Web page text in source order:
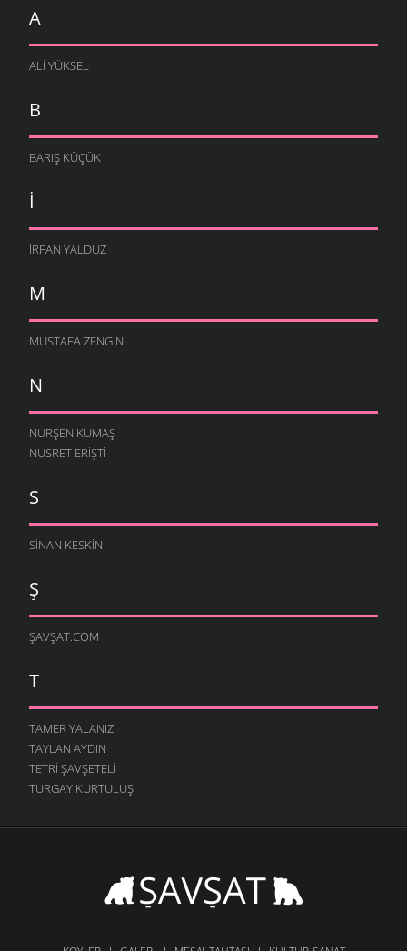
A
ALI YÜKSEL
B
BARIŞ KÜÇÜK
I
İRFAN YALDUZ
M
MUSTAFA ZENGIN
N
NURŞEN KUMAŞ
NUSRET ERIŞTI
S
SINAN KESKIN
Ş
ŞAVŞAT.COM
T
TAMER YALANIZ
TAYLAN AYDIN
TETRI ŞAVŞETELI
TURGAY KURTULUŞ